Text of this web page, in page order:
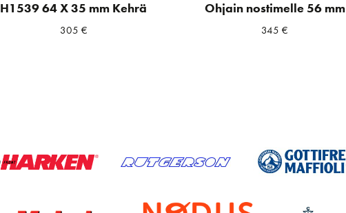
H1539 64 X 35 mm Kehrä
305 €
Ohjain nostimelle 56 mm
345€